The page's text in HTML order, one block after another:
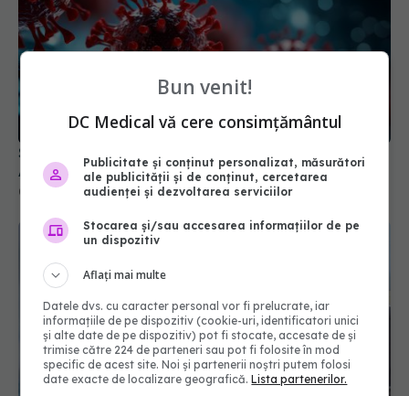
Suprafețele din lemn reduc transmiterea COVID.
Au proprietăți antivirale naturale
02 sep 2024, 14:49
Bun venit!
DC Medical vă cere consimțământul
Publicitate și conținut personalizat, măsurători
ale publicității și de conținut, cercetarea
audienței și dezvoltarea serviciilor
Stocarea și/sau accesarea informațiilor de pe
un dispozitiv
Aflați mai multe
Datele dvs. cu caracter personal vor fi prelucrate, iar
informațiile de pe dispozitiv (cookie-uri, identificatori unici
și alte date de pe dispozitiv) pot fi stocate, accesate de și
trimise către 224 de parteneri sau pot fi folosite în mod
specific de acest site. Noi și partenerii noștri putem folosi
date exacte de localizare geografică.Lista partenerilor.